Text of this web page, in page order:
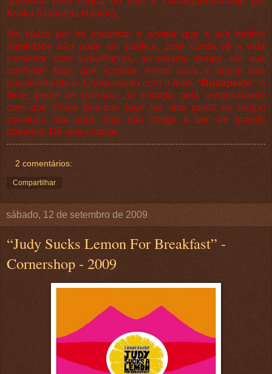
Kriska (Gabriella Hámori).
Na busca por se encontrar e aceitar que a sua melhor
habilidade não pode ser pública, José Costa vê a vida
caminhar com turbulências, ao mesmo tempo em que
confunde fatos que acredita serem reais e aquilo que
possivelmente é. Comparando com o livro, “Budapeste” o
filme, perde de goleada, no entanto, pela complexidade
com que Chico Buarque (que faz uma ponta no longa)
construiu sua obra, isso não chega a ser um grande
démerito. Dê uma chance.
2 comentários:
Compartilhar
sábado, 12 de setembro de 2009
“Judy Sucks Lemon For Breakfast” -
Cornershop - 2009